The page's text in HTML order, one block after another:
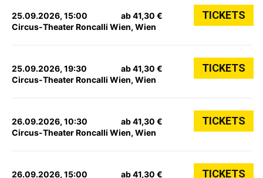
25.09.2026, 15:00
Circus-Theater Roncalli Wien, Wien
ab 41,30 € TICKETS
25.09.2026, 19:30
Circus-Theater Roncalli Wien, Wien
ab 41,30 € TICKETS
26.09.2026, 10:30
Circus-Theater Roncalli Wien, Wien
ab 41,30 € TICKETS
26.09.2026, 15:00
ab 41,30 € TICKETS